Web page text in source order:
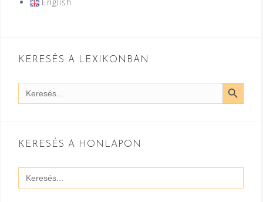
KERESÉS A LEXIKONBAN
Search
for:
SEARCH
KERESÉS A HONLAPON
Search
for: